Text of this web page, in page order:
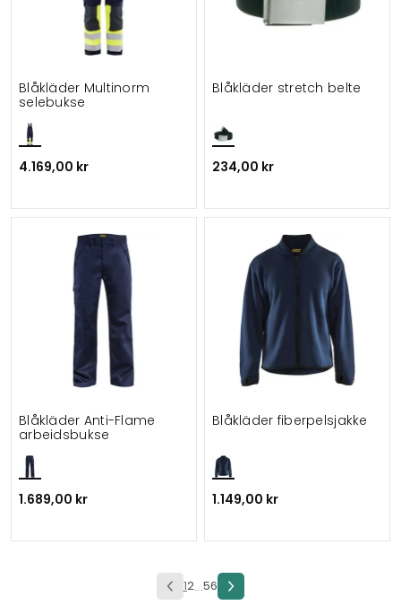
Blåkläder Multinorm
selebukse
4.169,00 kr
Blåkläder stretch belte
234,00 kr
Blåkläder Anti-Flame
arbeidsbukse
1.689,00 kr
Blåkläder fiberpelsjakke
1.149,00 kr
12...56